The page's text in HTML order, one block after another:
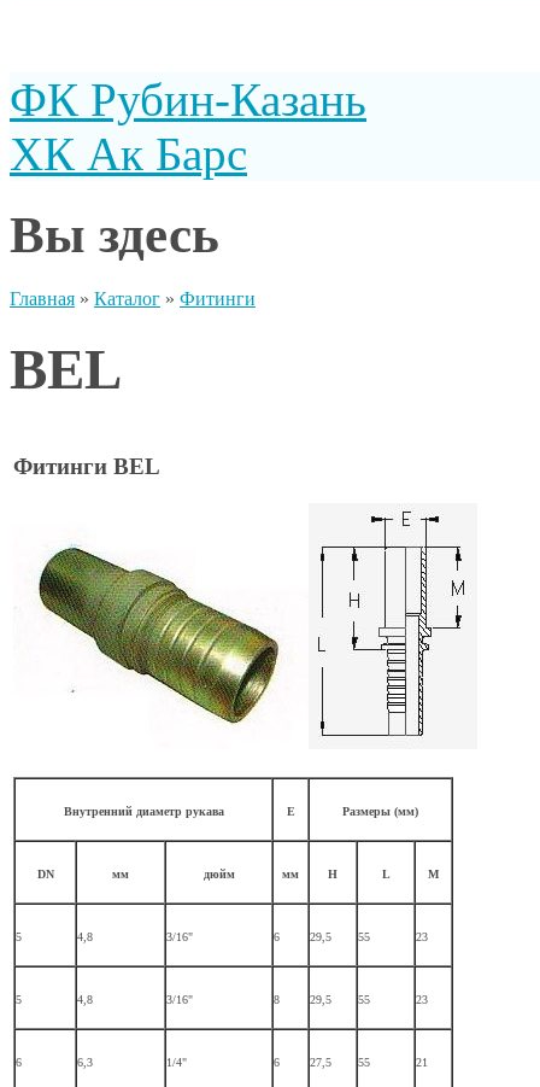
ФК Рубин-Казань
ХК Ак Барс
Вы здесь
Главная » Каталог » Фитинги
BEL
Фитинги BEL
Внутренний диаметр рукава E Размеры (мм)
DN мм дюйм мм H L M
5 4,8 3/16" 6 29,5 55 23
5 4,8 3/16" 8 29,5 55 23
6 6,3 1/4" 6 27,5 55 21